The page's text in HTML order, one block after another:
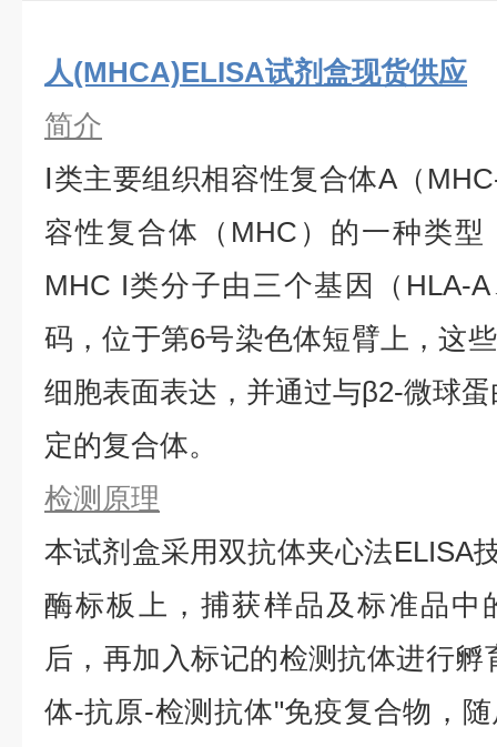
人(MHCA)ELISA试剂盒现货供应
简介
Ⅰ类主要组织相容性复合体A（
容性复合体（MHC）的一种类
MHC I类分子由三个基因（HLA-
码，位于第6号染色体短臂上，这
细胞表面表达，并通过与β2-微球
定的复合体。
检测原理
本试剂盒采用双抗体夹心法ELISA
酶标板上，捕获样品及标准品中
后，再加入标记的检测抗体进行孵
体-抗原-检测抗体"免疫复合物，